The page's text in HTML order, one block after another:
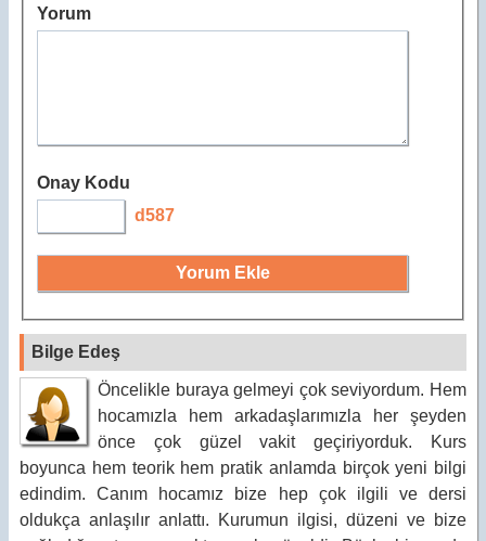
Yorum
Onay Kodu
d587
Bilge Edeş
Öncelikle buraya gelmeyi çok seviyordum. Hem
hocamızla hem arkadaşlarımızla her şeyden
önce çok güzel vakit geçiriyorduk. Kurs
boyunca hem teorik hem pratik anlamda birçok yeni bilgi
edindim. Canım hocamız bize hep çok ilgili ve dersi
oldukça anlaşılır anlattı. Kurumun ilgisi, düzeni ve bize